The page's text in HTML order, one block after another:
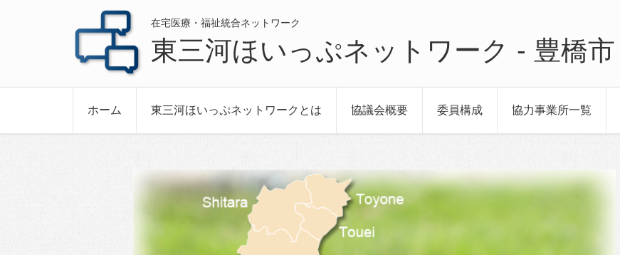
在宅医療・福祉統合ネットワーク
東三河ほいっぷネットワーク - 豊橋市
ホーム 東三河ほいっぷネットワークとは 協議会概要 委員構成 協力事業所一覧